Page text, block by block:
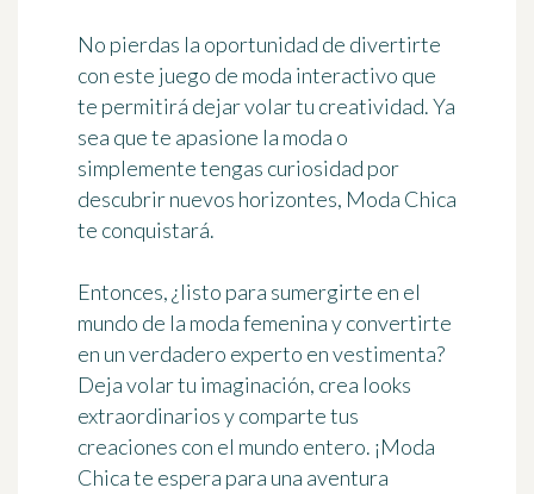
No pierdas la oportunidad de divertirte
con este juego de moda interactivo que
te permitirá dejar volar tu creatividad. Ya
sea que te apasione la moda o
simplemente tengas curiosidad por
descubrir nuevos horizontes, Moda Chica
te conquistará.
Entonces, ¿listo para sumergirte en el
mundo de la moda femenina y convertirte
en un verdadero experto en vestimenta?
Deja volar tu imaginación, crea looks
extraordinarios y comparte tus
creaciones con el mundo entero. ¡Moda
Chica te espera para una aventura